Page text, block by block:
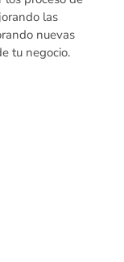
las
nuevas
tu negocio.